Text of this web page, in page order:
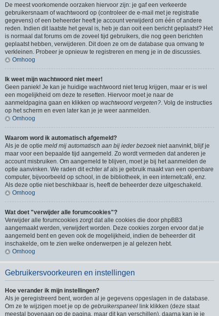
De meest voorkomende oorzaken hiervoor zijn: je gaf een verkeerde
gebruikersnaam of wachtwoord op (controleer de e-mail met je registratie
gegevens) of een beheerder heeft je account verwijderd om één of andere
reden. Indien dit laatste het geval is, heb je dan ooit een bericht geplaatst? Het
is normaal dat forums om de zoveel tijd gebruikers, die nog geen berichten
geplaatst hebben, verwijderen. Dit doen ze om de database qua omvang te
verkleinen. Probeer je opnieuw te registreren en meng je in de discussies.
Omhoog
Ik weet mijn wachtwoord niet meer!
Geen paniek! Je kan je huidige wachtwoord niet terug krijgen, maar er is wel
een mogelijkheid om deze te resetten. Hiervoor moet je naar de
aanmeldpagina gaan en klikken op wachtwoord vergeten?. Volg de instructies
op het scherm en even later kan je je weer aanmelden.
Omhoog
Waarom word ik automatisch afgemeld?
Als je de optie meld mij automatisch aan bij ieder bezoek niet aanvinkt, blijf je
maar voor een bepaalde tijd aangemeld. Zo wordt vermeden dat anderen je
account misbruiken. Om aangemeld te blijven, moet je bij het aanmelden de
optie aanvinken. We raden dit echter af als je gebruik maakt van een openbare
computer, bijvoorbeeld op school, in de bibliotheek, in een internetcafé, enz.
Als deze optie niet beschikbaar is, heeft de beheerder deze uitgeschakeld.
Omhoog
Wat doet "verwijder alle forumcookies"?
Verwijder alle forumcookies zorgt dat alle cookies die door phpBB3
aangemaakt werden, verwijdert worden. Deze cookies zorgen ervoor dat je
aangemeld bent en geven ook de mogelijkheid, indien de beheerder dit
inschakelde, om te zien welke onderwerpen je al gelezen hebt.
Omhoog
Gebruikersvoorkeuren en instellingen
Hoe verander ik mijn instellingen?
Als je geregistreerd bent, worden al je gegevens opgeslagen in de database.
Om ze te wijzigen moet je op de gebruikerspaneel link klikken (deze staat
meestal bovenaan op de pagina, maar dit kan verschillen), daarna kan je je